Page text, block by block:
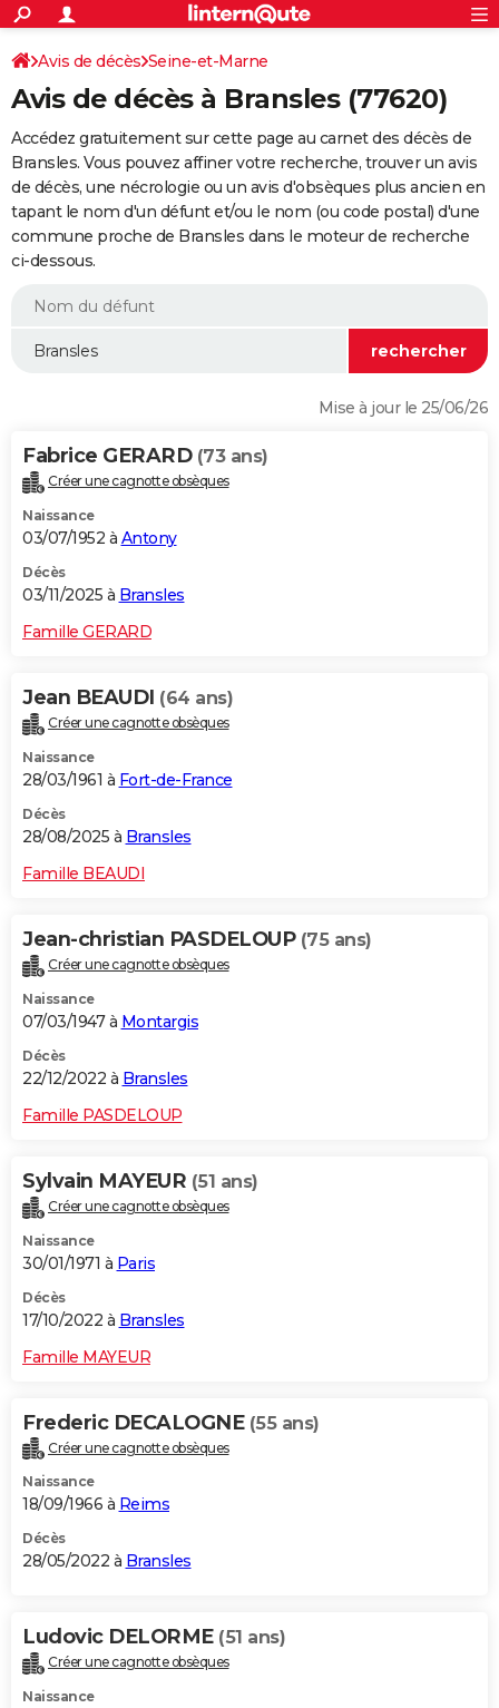
ACTUALITÉS
Politique
Société
Faits Divers
Education
Monde
Villes
+
SPORT
Coupe du monde 2026
Football
Tennis
Cyclisme
Rugby
Forum
Programme TV
TNT
Streaming
Cinéma
Sorties cinéma
Musique
+
FINANCE
Retraite
Epargne
Immobilier
Risques naturels par ville
Assurance
AUTO
Essais
Réserver un essai
Citadines
Berlines
SUV
Forum auto
+HIGH-TECH
BRICOLAGE
WEEK-END
Alimentation
Guide de la santé
Maladies
Médicaments
Sommeil
VOYAGE
Destinations
City break
Voyage nature
Voyage de noces
Forum
Climat
+PHOTO
GUIDES D'ACHAT
Carte de Noël
Carte Bonne année
Carte Saint-Valentin
Carte Pâques
Carte d'anniversaire
DICTIONNAIRE
Dictionnaire
Biographies
Citations
Expressions
Proverbes
PROGRAMME TV
S'inscrire
Se connecter
Lycées
Collèges
Primaires
Universités
Entreprises
Service militaire
Avis de recherche
AVIS DE DÉCÈS
FORUM
S'inscrire
Connexion
Avis de décès Seine-et-Marne
Avis de décès à Bransles (77620)
Accédez gratuitement sur cette page au carnet des décès de
Bransles. Vous pouvez affiner votre recherche, trouver un avis
de décès, une nécrologie ou un avis d'obsèques plus ancien en
tapant le nom d'un défunt et/ou le nom (ou code postal) d'une
commune proche de Bransles dans le moteur de recherche
ci-dessous.
Mise à jour le 25/06/26
Fabrice GERARD (73 ans)
Créer une cagnotte obsèques
Naissance
03/07/1952 à Antony
Décès
03/11/2025 à Bransles
Famille GERARD
Jean BEAUDI (64 ans)
Créer une cagnotte obsèques
Naissance
28/03/1961 à Fort-de-France
Décès
28/08/2025 à Bransles
Famille BEAUDI
Jean-christian PASDELOUP (75 ans)
Créer une cagnotte obsèques
Naissance
07/03/1947 à Montargis
Décès
22/12/2022 à Bransles
Famille PASDELOUP
Sylvain MAYEUR (51 ans)
Créer une cagnotte obsèques
Naissance
30/01/1971 à Paris
Décès
17/10/2022 à Bransles
Famille MAYEUR
Frederic DECALOGNE (55 ans)
Créer une cagnotte obsèques
Naissance
18/09/1966 à Reims
Décès
28/05/2022 à Bransles
Ludovic DELORME (51 ans)
Créer une cagnotte obsèques
Naissance